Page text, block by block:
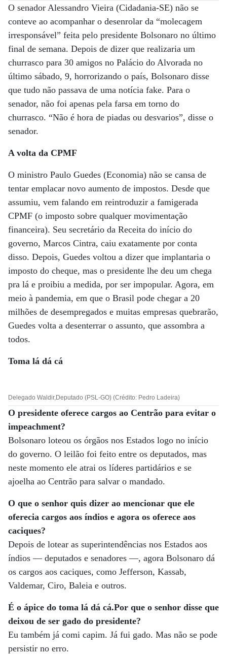
O senador Alessandro Vieira (Cidadania-SE) não se
conteve ao acompanhar o desenrolar da “molecagem
irresponsável” feita pelo presidente Bolsonaro no último
final de semana. Depois de dizer que realizaria um
churrasco para 30 amigos no Palácio do Alvorada no
último sábado, 9, horrorizando o país, Bolsonaro disse
que tudo não passava de uma notícia fake. Para o
senador, não foi apenas pela farsa em torno do
churrasco. “Não é hora de piadas ou desvarios”, disse o
senador.
A volta da CPMF
O ministro Paulo Guedes (Economia) não se cansa de
tentar emplacar novo aumento de impostos. Desde que
assumiu, vem falando em reintroduzir a famigerada
CPMF (o imposto sobre qualquer movimentação
financeira). Seu secretário da Receita do início do
governo, Marcos Cintra, caiu exatamente por conta
disso. Depois, Guedes voltou a dizer que implantaria o
imposto do cheque, mas o presidente lhe deu um chega
pra lá e proibiu a medida, por ser impopular. Agora, em
meio à pandemia, em que o Brasil pode chegar a 20
milhões de desempregados e muitas empresas quebrarão,
Guedes volta a desenterrar o assunto, que assombra a
todos.
Toma lá dá cá
Delegado Waldir,Deputado (PSL-GO) (Crédito: Pedro Ladeira)
O presidente oferece cargos ao Centrão para evitar o
impeachment?
Bolsonaro loteou os órgãos nos Estados logo no início
do governo. O leilão foi feito entre os deputados, mas
neste momento ele atrai os líderes partidários e se
ajoelha ao Centrão para salvar o mandado.
O que o senhor quis dizer ao mencionar que ele
oferecia cargos aos índios e agora os oferece aos
caciques?
Depois de lotear as superintendências nos Estados aos
índios — deputados e senadores —, agora Bolsonaro dá
os cargos aos caciques, como Jefferson, Kassab,
Valdemar, Ciro, Baleia e outros.
É o ápice do toma lá dá cá.Por que o senhor disse que
deixou de ser gado do presidente?
Eu também já comi capim. Já fui gado. Mas não se pode
persistir no erro.